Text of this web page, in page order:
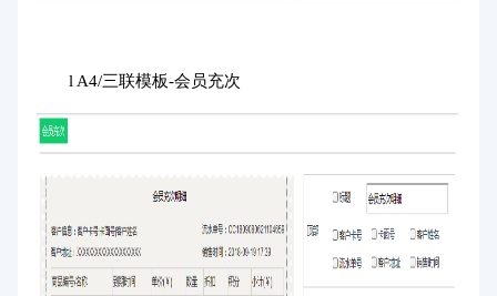
l A4/三联模板-会员充次